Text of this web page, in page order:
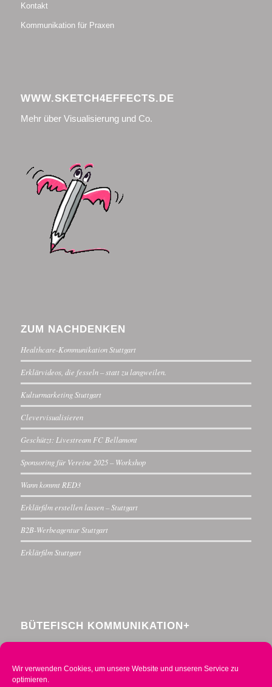
Wir verwenden Cookies, um unsere Website und unseren Service zu
optimieren.
Kontakt
Kommunikation für Praxen
WWW.SKETCH4EFFECTS.DE
Mehr über Visualisierung und Co.
ZUM NACHDENKEN
Healthcare-Kommunikation Stuttgart
Erklärvideos, die fesseln – statt zu langweilen.
Kulturmarketing Stuttgart
Clevervisualisieren
Geschützt: Livestream FC Bellamont
Sponsoring für Vereine 2025 – Workshop
Wann kommt RED3
Erklärfilm erstellen lassen – Stuttgart
B2B-Werbeagentur Stuttgart
Erklärfilm Stuttgart
BÜTEFISCH KOMMUNIKATION+
Menzelstraße 30
Telefon 0711 234376-0